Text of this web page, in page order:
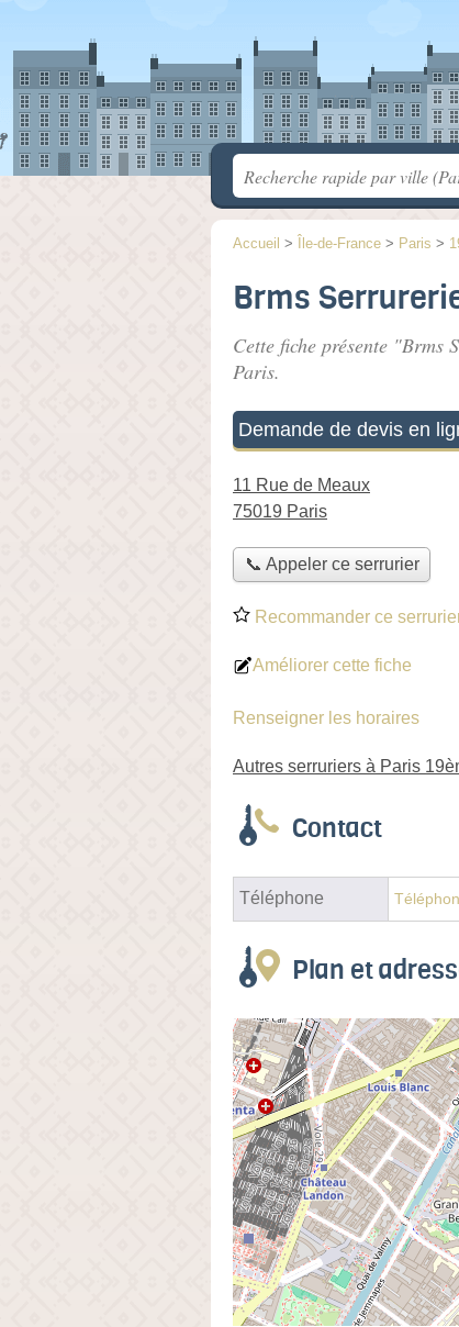
Accueil > Île-de-France > Paris >
Brms
Cette fiche présente
Paris.
Demande de devis en
11 Rue de Meaux
75019 Paris
📞 Appeler ce serrurier
Recommander ce
Améliorer cette fiche
Renseigner les horaires
Autres serruriers à Paris
Contact
Téléphone
Plan et